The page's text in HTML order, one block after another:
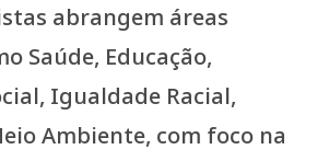
abrangem áreas
Saúde, Educação,
Igualdade Racial,
Ambiente, com foco na